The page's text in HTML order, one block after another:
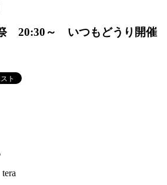
20:30～ いつもどうり開催